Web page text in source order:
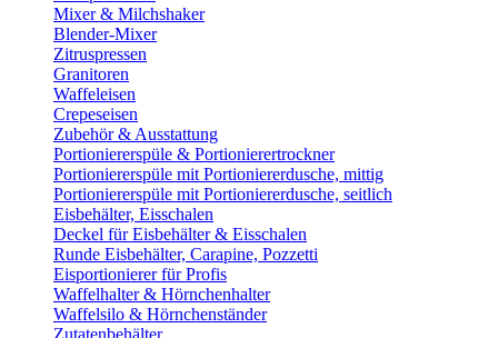
Mixer & Milchshaker
Blender-Mixer
Zitruspressen
Granitoren
Waffeleisen
Crepeseisen
Zubehör & Ausstattung
Portioniererspüle & Portionierertrockner
Portioniererspüle mit Portioniererdusche, mittig
Portioniererspüle mit Portioniererdusche, seitlich
Eisbehälter, Eisschalen
Deckel für Eisbehälter & Eisschalen
Runde Eisbehälter, Carapine, Pozzetti
Eisportionierer für Profis
Waffelhalter & Hörnchenhalter
Waffelsilo & Hörnchenständer
Zutatenbehälter